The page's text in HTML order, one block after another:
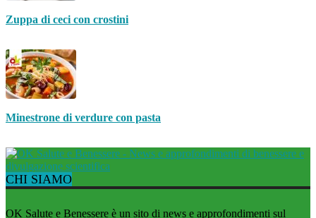
Zuppa di ceci con crostini
Minestrone di verdure con pasta
CHI SIAMO
OK Salute e Benessere è un sito di news e approfondimenti sul